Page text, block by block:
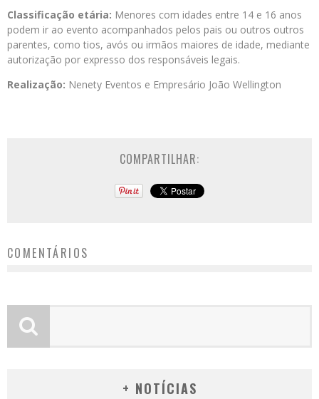
Classificação etária: Menores com idades entre 14 e 16 anos
podem ir ao evento acompanhados pelos pais ou outros outros
parentes, como tios, avós ou irmãos maiores de idade, mediante
autorização por expresso dos responsáveis legais.
Realização: Nenety Eventos e Empresário João Wellington
COMPARTILHAR:
COMENTÁRIOS
+ NOTÍCIAS